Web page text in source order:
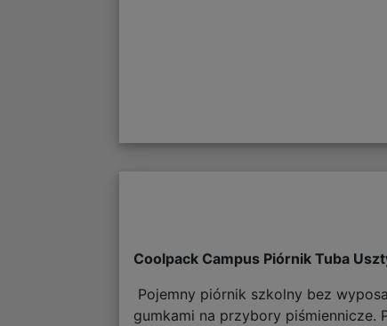
Coolpack Campus Piórnik Tuba
Pojemny piórnik szkolny bez
gumkami na przybory piśmiennicze.